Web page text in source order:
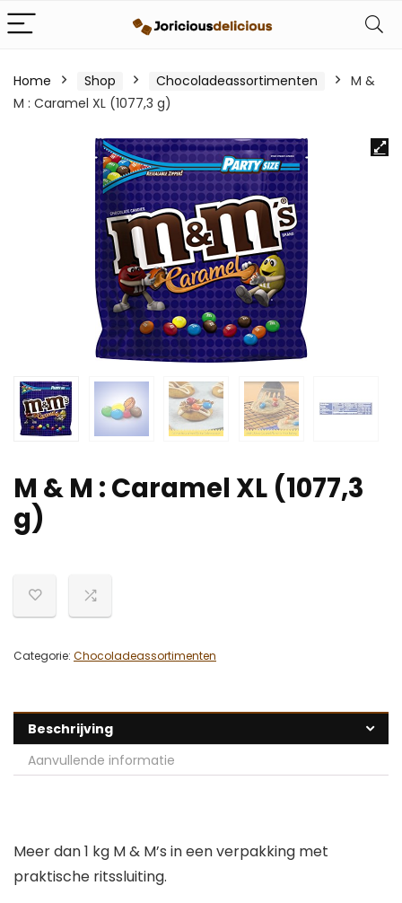
Home Shop Chocoladeassortimenten
M &
M : Caramel XL (1077,3 g)
M & M : Caramel XL (1077,3
g)
Categorie: Chocoladeassortimenten
Beschrijving
Aanvullende informatie
Meer dan 1 kg M & M’s in een verpakking met
praktische ritssluiting.